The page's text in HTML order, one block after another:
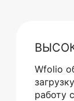
Wfolio
работу